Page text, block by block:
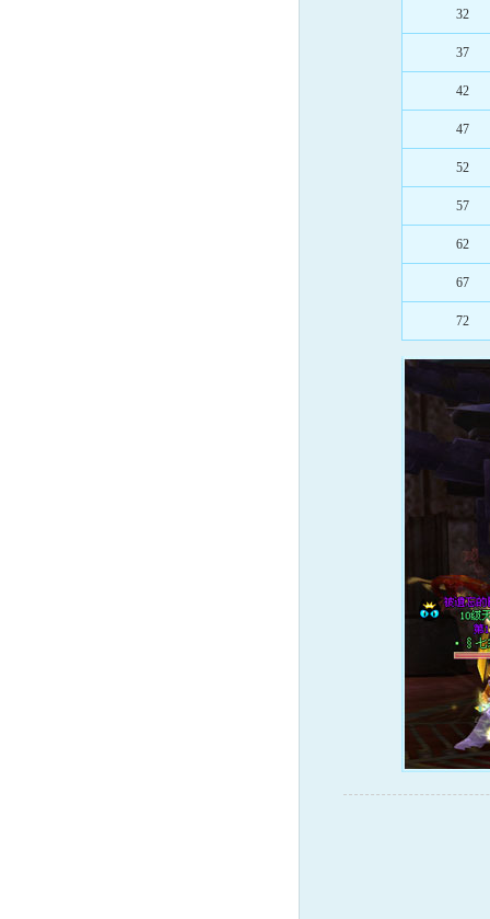
32
37
42
47
52
57
62
67
72